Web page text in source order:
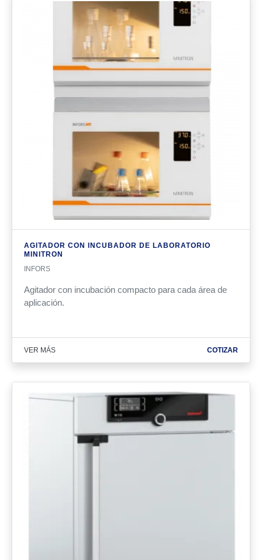
AGITADOR CON INCUBADOR DE LABORATORIO
MINITRON
INFORS
Agitador con incubación compacto para cada área de
aplicación.
VER MÁS COTIZAR